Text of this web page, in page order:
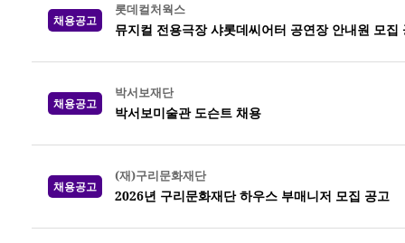
채용공고
롯데컬처웍스
뮤지컬 전용극장 샤롯데씨어터 공연장 안내원 모
채용공고
박서보재단
박서보미술관 도슨트 채용
채용공고
(재)구리문화재단
2026년 구리문화재단 하우스 부매니저 모집 공고